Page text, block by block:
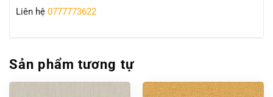
Liên hệ 0777773622
Sản phẩm tương tự